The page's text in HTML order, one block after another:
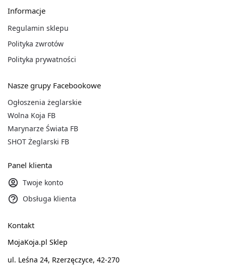
Informacje
Regulamin sklepu
Polityka zwrotów
Polityka prywatności
Nasze grupy Facebookowe
Ogłoszenia żeglarskie
Wolna Koja FB
Marynarze Świata FB
SHOT Żeglarski FB
Panel klienta
Twoje konto
Obsługa klienta
Kontakt
MojaKoja.pl Sklep
ul. Leśna 24, Rzerzęczyce, 42-270